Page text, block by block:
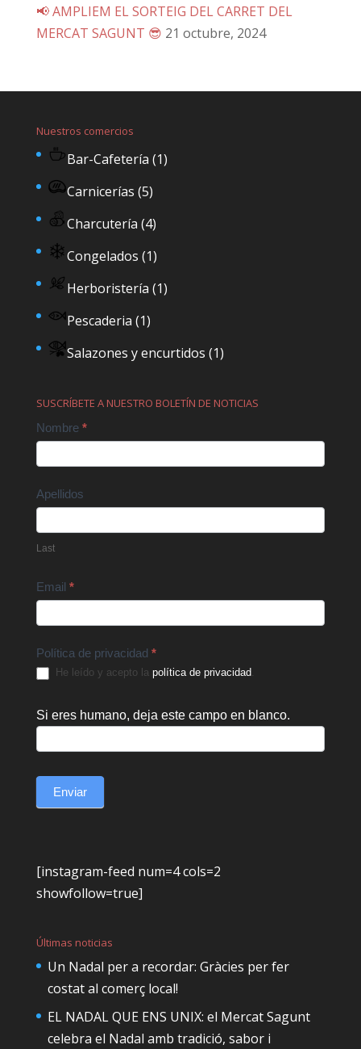
📢 AMPLIEM EL SORTEIG DEL CARRET DEL
MERCAT SAGUNT 😎 21 octubre, 2024
Nuestros comercios
Bar-Cafetería (1)
Carnicerías (5)
Charcutería (4)
Congelados (1)
Herboristería (1)
Pescaderia (1)
Salazones y encurtidos (1)
SUSCRÍBETE A NUESTRO BOLETÍN DE NOTICIAS
Contact
Nombre *
Apellidos
Last
Email *
Política de privacidad *
He leído y acepto la política de privacidad.
Si eres humano, deja este campo en blanco.
Enviar
[instagram-feed num=4 cols=2
showfollow=true]
Últimas noticias
Un Nadal per a recordar: Gràcies per fer
costat al comerç local!
EL NADAL QUE ENS UNIX: el Mercat Sagunt
celebra el Nadal amb tradició, sabor i